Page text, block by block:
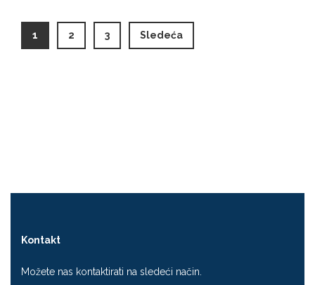
1 (current)
2 3 Sledeća
Kontakt
Možete nas kontaktirati na sledeći način.